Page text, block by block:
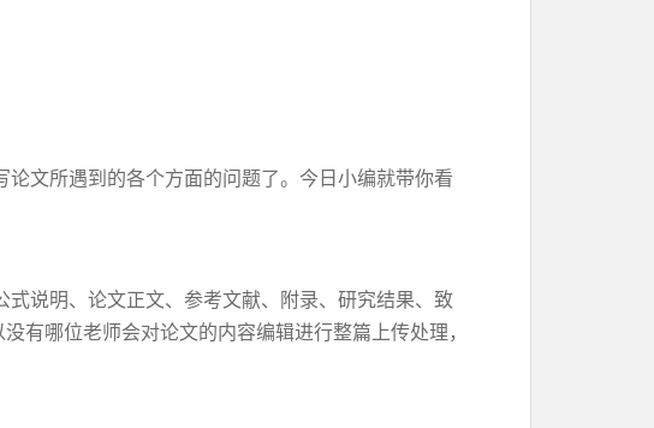
文所遇到的各个方面的问题了。今日小编就带你看
说明、论文正文、参考文献、附录、研究结果、致
有哪位老师会对论文的内容编辑进行整篇上传处理，